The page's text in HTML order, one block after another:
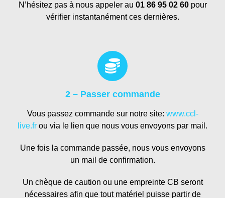
N’hésitez pas à nous appeler au 01 86 95 02 60pour
vérifier instantanément ces dernières.
2 – Passer commande
Vous passez commande sur notre site: www.ccl-
live.fr ou via le lien que nous vous envoyons par mail.
Une fois la commande passée, nous vous envoyons
un mail de confirmation.
Un chèque de caution ou une empreinte CB seront
nécessaires afin que tout matériel puisse partir de